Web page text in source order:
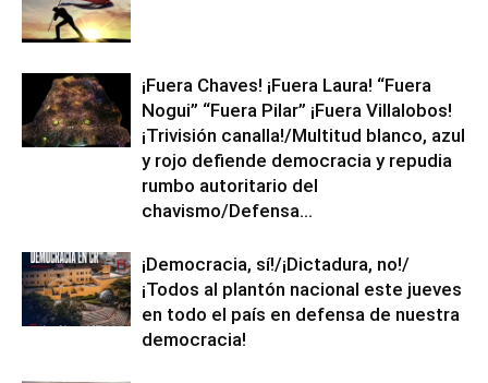
¡Fuera Chaves! ¡Fuera Laura! “Fuera
Nogui” “Fuera Pilar” ¡Fuera Villalobos!
¡Trivisión canalla!/Multitud blanco, azul
y rojo defiende democracia y repudia
rumbo autoritario del
chavismo/Defensa...
¡Democracia, sí!/¡Dictadura, no!/
¡Todos al plantón nacional este jueves
en todo el país en defensa de nuestra
democracia!